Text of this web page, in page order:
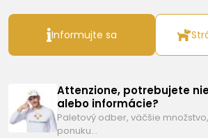
Informujte sa
Attenzione, potrebujete
alebo informácie?
Paletový odber, väčšie
ponuku…